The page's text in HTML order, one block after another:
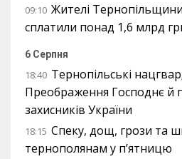
09:10 Жителі Тернопільщини
сплатили понад 1,6 млрд
6 Серпня
18:40 Тернопільські
Преображення Господнє й
захисників України
18:15 Спеку, дощ, грози та
тернополянам у п’ятницю